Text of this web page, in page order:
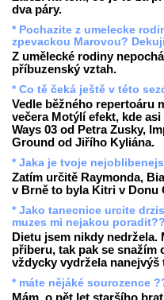
dva páry.
* Pochazite z umelecke
zpevackou Marovou? Dekuji
Z umělecké rodiny
příbuzenský vztah.
* Co tě čeká ještě v této
Vedle běžného repertoáru
večera Motýlí efekt, kde
Ways 03 od Petra Zusky,
Ground od Jiřího Kyliána.
* Jaka je tvoje
Zatím určitě Raymonda,
v Brně to byla Kitri v Donu
* Jako tanecnice urcite
muzes mi nejakou
Dietu jsem nikdy
přiberu, tak pak se snažím
vždycky vydržela nanejvýš
* máte nějáké sourozence